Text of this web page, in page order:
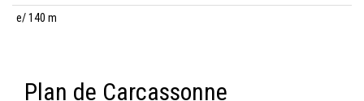
e/ 140 m
Plan de Carcassonne